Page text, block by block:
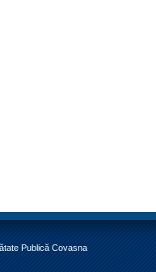
Publică Covasna